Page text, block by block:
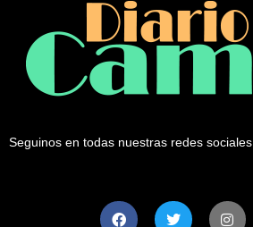
Seguinos en todas nuestras redes sociales